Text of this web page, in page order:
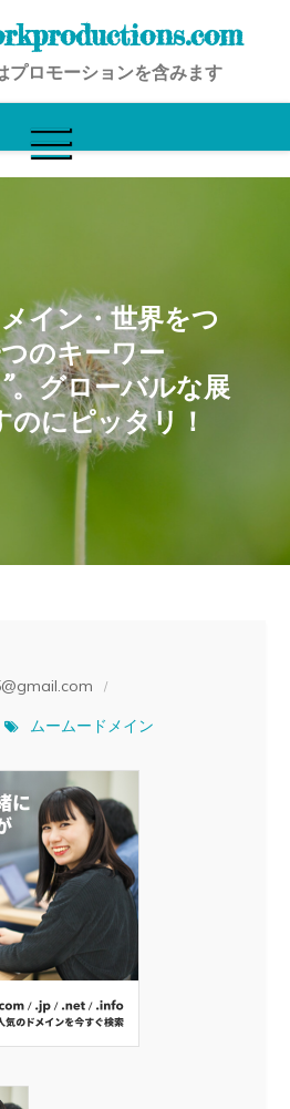
ロモーションを含みます
イン・世界をつ
のキーワー
。グローバルな展
のにピッタリ！
ムームードメイン